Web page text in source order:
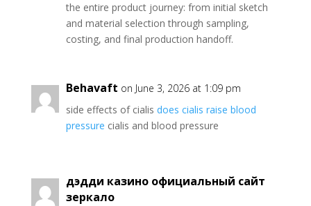
the entire product journey: from initial sketch
and material selection through sampling,
costing, and final production handoff.
Behavaft on June 3, 2026 at 1:09 pm
side effects of cialis does cialis raise blood
pressure cialis and blood pressure
дэдди казино официальный сайт
зеркало